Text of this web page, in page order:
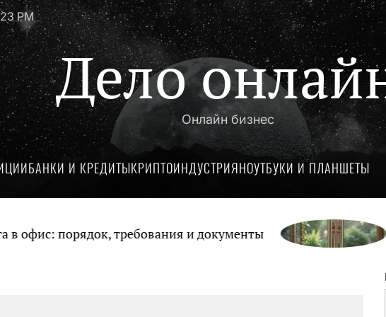
PM
Дело
Онлайн бизнес
БАНКИ И КРЕДИТЫКРИПТОИНДУСТРИЯНОУТБУКИ И ПЛАНШЕТЫ
порядок, требования и документы